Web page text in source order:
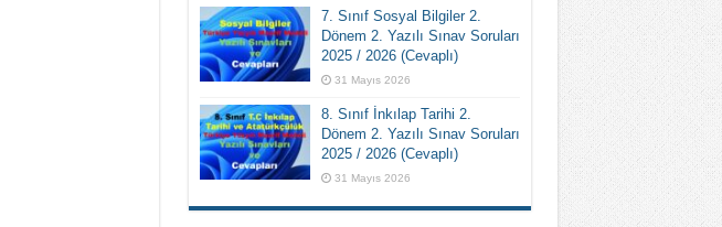
7. Sınıf Sosyal Bilgiler 2.
Dönem 2. Yazılı Sınav Soruları
2025 / 2026 (Cevaplı)
31 Mayıs 2026
8. Sınıf İnkılap Tarihi 2.
Dönem 2. Yazılı Sınav Soruları
2025 / 2026 (Cevaplı)
31 Mayıs 2026